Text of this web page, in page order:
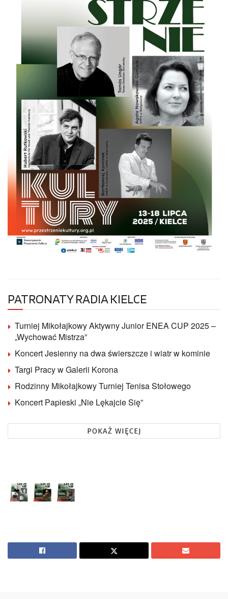
PATRONATY RADIA KIELCE
Turniej Mikołajkowy Aktywny Junior ENEA CUP 2025 –
„Wychować Mistrza”
Koncert Jesienny na dwa świerszcze i wiatr w kominie
Targi Pracy w Galerii Korona
Rodzinny Mikołajkowy Turniej Tenisa Stołowego
Koncert Papieski „Nie Lękajcie Się”
POKAŻ WIĘCEJ